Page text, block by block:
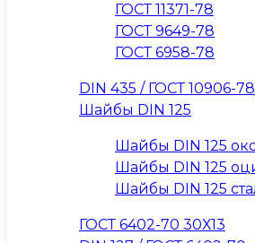
ГОСТ 11371-78
ГОСТ 9649-78
ГОСТ 6958-78
DIN 435 / ГОСТ 10906-78
Шайбы DIN 125
Шайбы DIN 125
Шайбы DIN 125
Шайбы DIN 125
ГОСТ 6402-70 30Х13